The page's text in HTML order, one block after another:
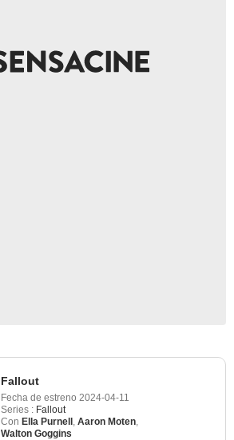
Fallout
Fecha de estreno 2024-04-11
Series : Fallout
Con Ella Purnell Aaron Moten
Walton Goggins